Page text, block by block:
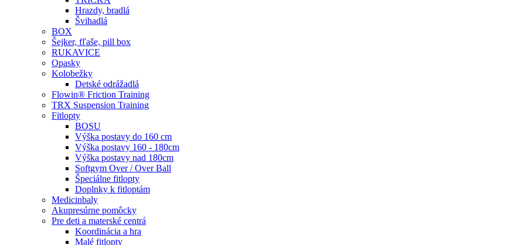
Hrazdy, bradlá
Švihadlá
BOX
Šejker, fľaše, pill box
RUKAVICE
Opasky
Kolobežky
Detské odrážadlá
Flowin® Friction Training
TRX Suspension Training
Fitlopty
BOSU
Výška postavy do 160 cm
Výška postavy 160 - 180cm
Výška postavy nad 180cm
Softgym Over / Over Ball
Špeciálne fitlopty
Doplnky k fitloptám
Medicinbaly
Akupresúrne pomôcky
Pre deti a materské centrá
Koordinácia a hra
Malé fitlopty